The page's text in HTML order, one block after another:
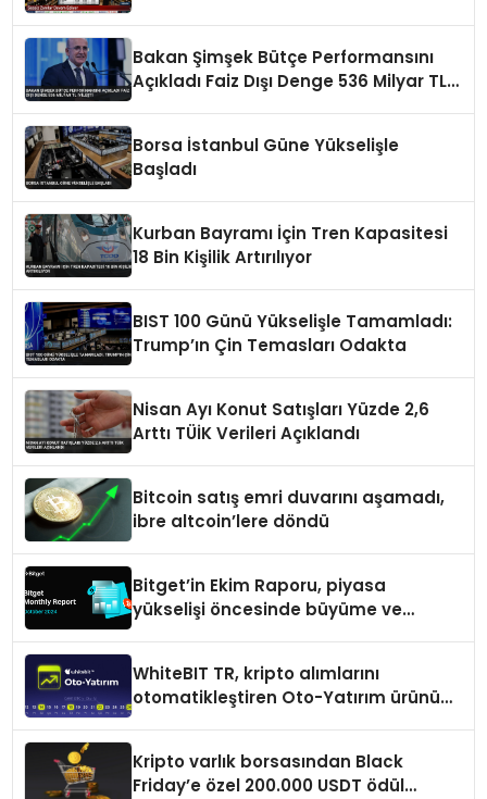
Bakan Şimşek Bütçe Performansını
Açıkladı Faiz Dışı Denge 536 Milyar TL
Borsa İstanbul Güne Yükselişle
Başladı
Kurban Bayramı İçin Tren Kapasitesi
18 Bin Kişilik Artırılıyor
BIST 100 Günü Yükselişle Tamamladı:
Trump’ın Çin Temasları Odakta
Nisan Ayı Konut Satışları Yüzde 2,6
Arttı TÜİK Verileri Açıklandı
Bitcoin satış emri duvarını aşamadı,
ibre altcoin’lere döndü
Bitget’in Ekim Raporu, piyasa
yükselişi öncesinde büyüme ve
WhiteBIT TR, kripto alımlarını
otomatikleştiren Oto-Yatırım ürününü
Kripto varlık borsasından Black
Friday’e özel 200.000 USDT ödül